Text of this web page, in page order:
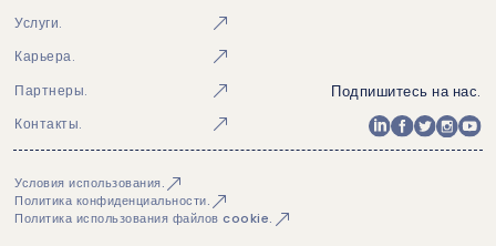
Услуги.
Карьера.
Партнеры.
Контакты.
Подпишитесь на нас.
Условия использования.
Политика конфиденциальности.
Политика использования файлов cookie.